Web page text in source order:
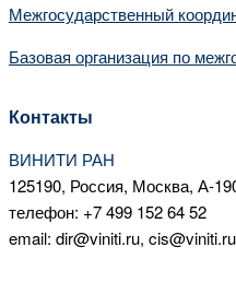
Межгосударственный
Базовая организация по
Контакты
ВИНИТИ РАН
125190, Россия, Москва, А-
телефон: +7 499 152 64 52
email: dir@viniti.ru, cis@viniti.ru